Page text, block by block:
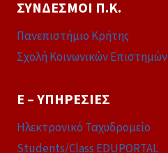
ΣΎΝΔΕΣΜΟΙ Π.Κ.
Πανεπιστήμιο Κρήτης
Σχολή Κοινωνικών Επιστημών
E – ΥΠΗΡΕΣΊΕΣ
Ηλεκτρονικό Ταχυδρομείο
Students/Class EDUPORTAL